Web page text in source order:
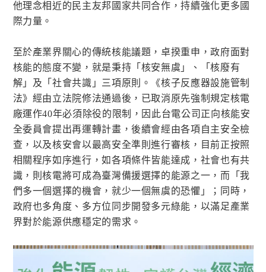
他理念相近的民主友邦國家共同合作，持續強化更多國
際力量。
至於產業界關心的傳統核能議題，卓揆重申，政府面對
核能的態度不變，就是秉持「核安無虞」、「核廢有
解」及「社會共識」三項原則。《核子反應器設施管制
法》經由立法院修法通過後，已取消原先強制規定核電
廠運作40年必須除役的限制，因此台電公司正向核能安
全委員會提出再運轉計畫，後續會經由各項自主安全檢
查，以及核安會以最高安全準則進行審核，目前正按照
相關程序如序進行，如各項條件皆能達成，社會也有共
識，則核電將可成為臺灣備援選擇的能源之一，而「我
們多一個選擇的機會，就少一個無虞的恐懼」；同時，
政府也多角度、多方位同步開發多元綠能，以滿足產業
界對於能源供應穩定的需求。